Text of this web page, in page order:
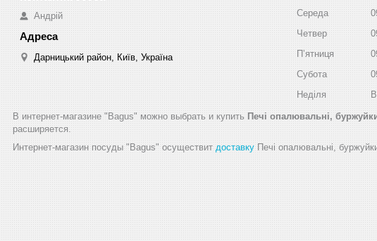
Андрій
Дарницький район, Київ, Україна
Середа
Четвер
Пʼятниця
Субота
Неділя
В интернет-магазине "Bagus" можно выбрать и купить Печі опалювальні,
расширяется.
Интернет-магазин посуды "Bagus" осуществит доставку Печі опалювальні,